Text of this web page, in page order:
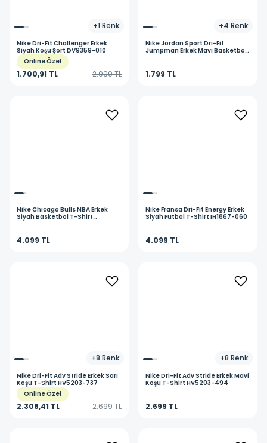
+1 Renk
NikeDri-Fit Challenger Erkek
Siyah Koşu Şort DV9359-010
Online Özel
1.700,91 TL 2.099 TL
+4 Renk
NikeJordan Sport Dri-Fit
Jumpman Erkek Mavi Basketbol
1.799 TL
NikeChicago Bulls NBA Erkek
Siyah Basketbol T-Shirt
4.099 TL
NikeFransa Dri-Fit Energy Erkek
Siyah Futbol T-Shirt IH1867-060
4.099 TL
+8 Renk
NikeDri-Fit Adv Stride Erkek Sarı
Koşu T-Shirt HV5203-737
Online Özel
2.308,41 TL 2.699 TL
+8 Renk
NikeDri-Fit Adv Stride Erkek Mavi
Koşu T-Shirt HV5203-494
2.699 TL